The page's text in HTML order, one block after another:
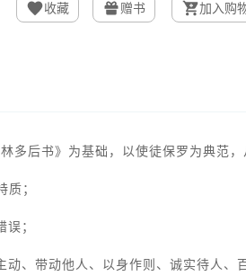
收藏 赠书 加入购
多后书》为基础，以使徒保罗为典范
质；
；
、带动他人、以身作则、诚实待人、